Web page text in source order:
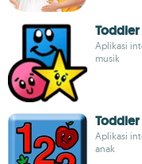
Toddler
Aplikasi
musik
Aplikasi
anak